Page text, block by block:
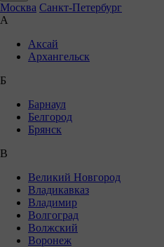
Москва Санкт-Петербург
А
Аксай
Архангельск
Б
Барнаул
Белгород
Брянск
В
Великий Новгород
Владикавказ
Владимир
Волгоград
Волжский
Воронеж